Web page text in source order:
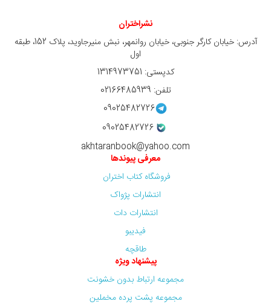
نشراختران
آدرس: خیابان کارگر جنوبی، خیابان روانمهر، نبش منیرجاوید، پلاک 152، طبقه
اول
کدپستی: 1314973751
تلفن: 02166485939
09025482726
09025482726
akhtaranbook@yahoo.com
معرفی پیوندها
فروشگاه کتاب اختران
انتشارات پژواک
انتشارات دات
فیدیبو
طاقچه
پیشنهاد ویژه
مجموعه ارتباط بدون خشونت
مجموعه پشت پرده مخملین